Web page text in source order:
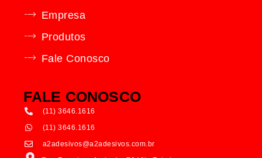
Empresa
Produtos
Fale Conosco
FALE CONOSCO
(11) 3646.1616
(11) 3646.1616
a2adesivos@a2adesivos.com.br